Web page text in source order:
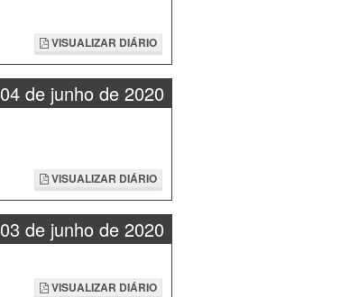
VISUALIZAR DIÁRIO
04 de junho de 2020
VISUALIZAR DIÁRIO
03 de junho de 2020
VISUALIZAR DIÁRIO